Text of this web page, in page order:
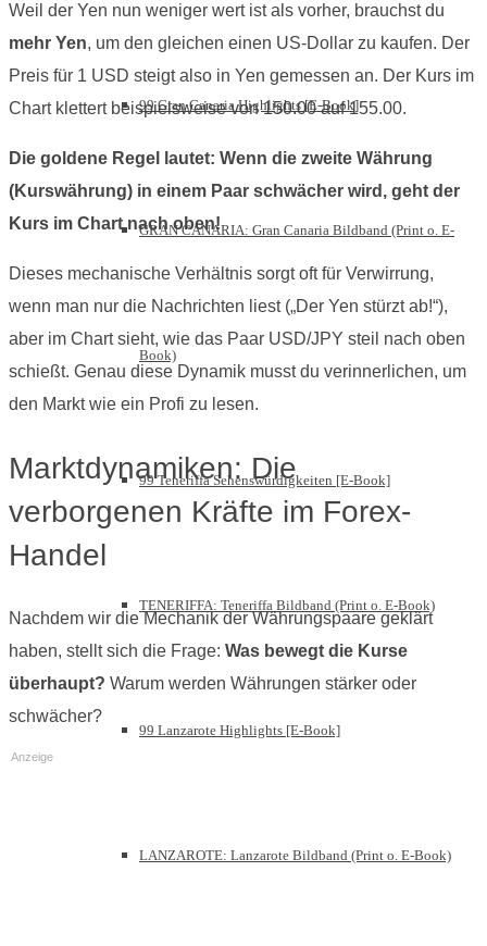
99 Gran Canaria Highlights [E-Book]
GRAN CANARIA: Gran Canaria Bildband (Print o. E-
Book)
99 Teneriffa Sehenswürdigkeiten [E-Book]
TENERIFFA: Teneriffa Bildband (Print o. E-Book)
99 Lanzarote Highlights [E-Book]
LANZAROTE: Lanzarote Bildband (Print o. E-Book)
Weil der Yen nun weniger wert ist als vorher, brauchst du
mehr Yen, um den gleichen einen US-Dollar zu kaufen. Der
Preis für 1 USD steigt also in Yen gemessen an. Der Kurs im
Chart klettert beispielsweise von 150.00 auf 155.00.
Die goldene Regel lautet: Wenn die zweite Währung
(Kurswährung) in einem Paar schwächer wird, geht der
Kurs im Chart nach oben!
Dieses mechanische Verhältnis sorgt oft für Verwirrung,
wenn man nur die Nachrichten liest („Der Yen stürzt ab!“),
aber im Chart sieht, wie das Paar USD/JPY steil nach oben
schießt. Genau diese Dynamik musst du verinnerlichen, um
den Markt wie ein Profi zu lesen.
Marktdynamiken: Die
verborgenen Kräfte im Forex-
Handel
Nachdem wir die Mechanik der Währungspaare geklärt
haben, stellt sich die Frage: Was bewegt die Kurse
überhaupt? Warum werden Währungen stärker oder
schwächer?
Anzeige